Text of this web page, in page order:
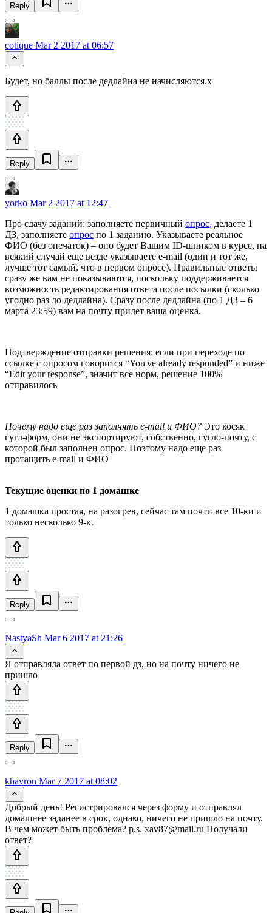
Reply
cotique Mar 2 2017 at 06:57
Будет, но баллы после дедлайна не начисляются.х
Reply
yorko Mar 2 2017 at 12:47
Про сдачу заданий: заполняете первичный опрос, делаете 1
ДЗ, заполняете опрос по 1 заданию. Указываете реальное
ФИО (без опечаток) – оно будет Вашим ID-шником в курсе, на
всякий случай еще везде указываете e-mail (один и тот же,
лучше тот самый, что в первом опросе). Правильные ответы
сразу же вам не показываются, поскольку поддерживается
возможность редактирования ответа после посылки (сколько
угодно раз до дедлайна). Сразу после дедлайна (по 1 ДЗ – 6
марта 23:59) вам на почту придет ваша оценка.
Подтверждение отправки решения: если при переходе по
ссылке с опросом говорится “You've already responded” и ниже
“Edit your response”, значит все норм, решение 100%
отправилось
Почему надо еще раз заполнять e-mail и ФИО? Это косяк
гугл-форм, они не экспортируют, собственно, гугло-почту, с
которой был заполнен опрос. Поэтому надо еще раз
протащить e-mail и ФИО
Текущие оценки по 1 домашке
1 домашка простая, на разогрев, сейчас там почти все 10-ки и
только несколько 9-к.
Reply
NastyaSh Mar 6 2017 at 21:26
Я отправляла ответ по первой дз, но на почту ничего не
пришло
Reply
khavron Mar 7 2017 at 08:02
Добрый день! Регистрировался через форму и отправлял
домашнее заданее в срок, однако, ничего не пришло на почту.
В чем может быть проблема? p.s. xav87@mail.ru Получали
ответ?